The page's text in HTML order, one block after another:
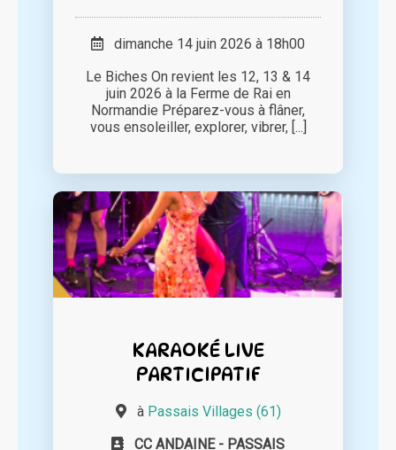
dimanche 14 juin 2026 à 18h00
Le Biches On revient les 12, 13 & 14
juin 2026 à la Ferme de Rai en
Normandie Préparez-vous à flâner,
vous ensoleiller, explorer, vibrer, [...]
KARAOKÉ LIVE
PARTICIPATIF
à Passais Villages (61)
CC ANDAINE - PASSAIS